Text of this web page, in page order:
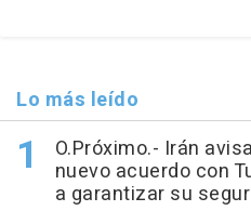
Lo más leído
O.Próximo.- Irán
nuevo acuerdo con
a garantizar su